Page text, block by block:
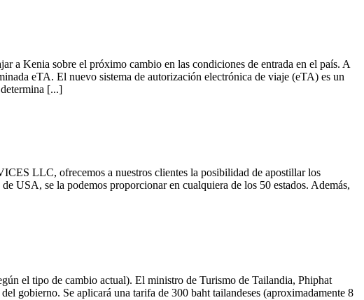
a Kenia sobre el próximo cambio en las condiciones de entrada en el país. A
eTA. El nuevo sistema de autorización electrónica de viaje (eTA) es un
[...]
LLC, ofrecemos a nuestros clientes la posibilidad de apostillar los
USA, se la podemos proporcionar en cualquiera de los 50 estados. Además,
el tipo de cambio actual). El ministro de Turismo de Tailandia, Phiphat
gobierno. Se aplicará una tarifa de 300 baht tailandeses (aproximadamente 8